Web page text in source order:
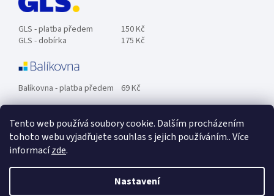
Tento web používá soubory cookie. Dalším procházením
tohoto webu vyjadřujete souhlas s jejich používáním.. Více
informacízde.
Nastavení
GLS - platba předem
150 Kč
GLS - dobírka
175 Kč
Balíkovna - platba předem 69 Kč
Zásilkovna - platba předem 89 Kč